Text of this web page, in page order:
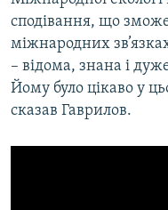
сподівання, що
міжнародних
– відома, знана і
Йому було цікаво у
сказав Гаврилов.